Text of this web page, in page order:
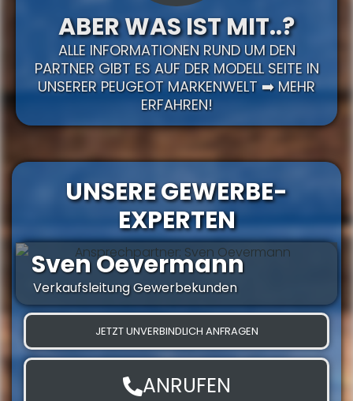
ABER WAS IST MIT..?
ALLE INFORMATIONEN RUND UM DEN
PARTNER GIBT ES AUF DER MODELL SEITE IN
UNSERER PEUGEOT MARKENWELT ➡️ MEHR
ERFAHREN!
UNSERE GEWERBE-
EXPERTEN
Sven Oevermann
Verkaufsleitung Gewerbekunden
JETZT UNVERBINDLICH ANFRAGEN
ANRUFEN